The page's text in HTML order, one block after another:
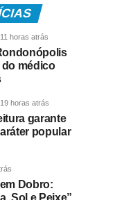
11 horas atrás
do médico
19 horas atrás
garante
popular
Dobro:
Sol e Peixe”